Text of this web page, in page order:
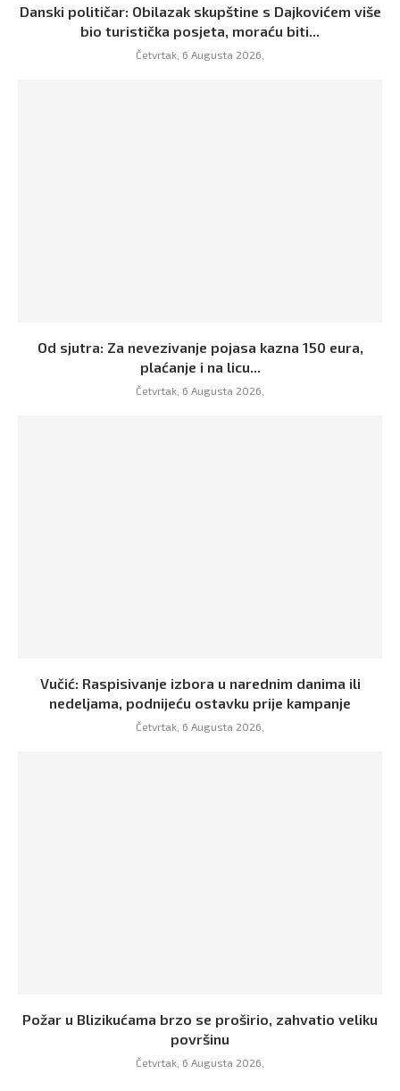
Danski političar: Obilazak skupštine s Dajkovićem više
bio turistička posjeta, moraću biti...
Četvrtak, 6 Augusta 2026,
Od sjutra: Za nevezivanje pojasa kazna 150 eura,
plaćanje i na licu...
Četvrtak, 6 Augusta 2026,
Vučić: Raspisivanje izbora u narednim danima ili
nedeljama, podnijeću ostavku prije kampanje
Četvrtak, 6 Augusta 2026,
Požar u Blizikućama brzo se proširio, zahvatio veliku
površinu
Četvrtak, 6 Augusta 2026,